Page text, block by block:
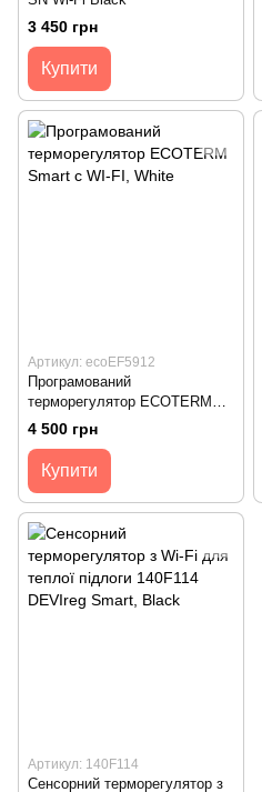
3 450 грн
Купити
Артикул: ecoEF5912
Програмований
терморегулятор ECOTERM
Smart с WI-FI, White
4 500 грн
Купити
Артикул: 140F114
Сенсорний терморегулятор з